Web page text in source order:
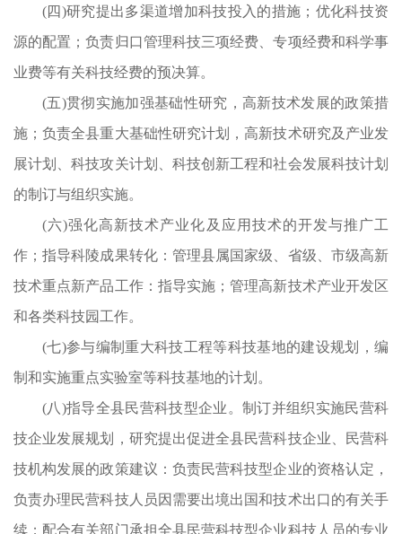
(四)研究提出多渠道增加科技投入的措施；优化科技资
源的配置；负责归口管理科技三项经费、专项经费和科学事
业费等有关科技经费的预决算。
(五)贯彻实施加强基础性研究，高新技术发展的政策措
施；负责全县重大基础性研究计划，高新技术研究及产业发
展计划、科技攻关计划、科技创新工程和社会发展科技计划
的制订与组织实施。
(六)强化高新技术产业化及应用技术的开发与推广工
作；指导科陵成果转化：管理县属国家级、省级、市级高新
技术重点新产品工作：指导实施；管理高新技术产业开发区
和各类科技园工作。
(七)参与编制重大科技工程等科技基地的建设规划，编
制和实施重点实验室等科技基地的计划。
(八)指导全县民营科技型企业。制订并组织实施民营科
技企业发展规划，研究提出促进全县民营科技企业、民营科
技机构发展的政策建议：负责民营科技型企业的资格认定，
负责办理民营科技人员因需要出境出国和技术出口的有关手
续；配合有关部门承担全县民营科技型企业科技人员的专业